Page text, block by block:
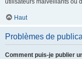
utilisateurs malveillants ou
Haut
Problèmes de
Comment puis-je publier